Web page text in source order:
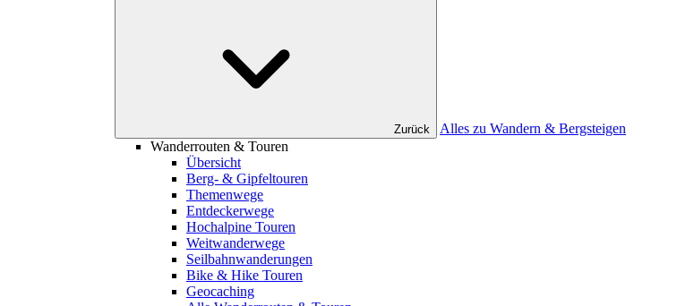
Zurück
Alles zu Wandern & Bergsteigen
Wanderrouten & Touren
Übersicht
Berg- & Gipfeltouren
Themenwege
Entdeckerwege
Hochalpine Touren
Weitwanderwege
Seilbahnwanderungen
Bike & Hike Touren
Geocaching